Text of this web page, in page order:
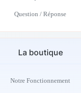
Question / Réponse
La boutique
Notre Fonctionnement